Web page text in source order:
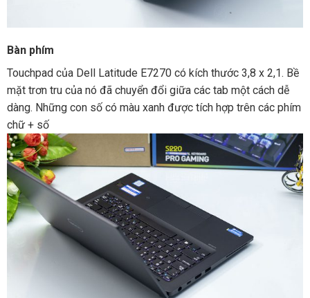
Bàn phím
Touchpad của Dell Latitude E7270 có kích thước 3,8 x 2,1. Bề
mặt trơn tru của nó đã chuyển đổi giữa các tab một cách dễ
dàng. Những con số có màu xanh được tích hợp trên các phím
chữ + số